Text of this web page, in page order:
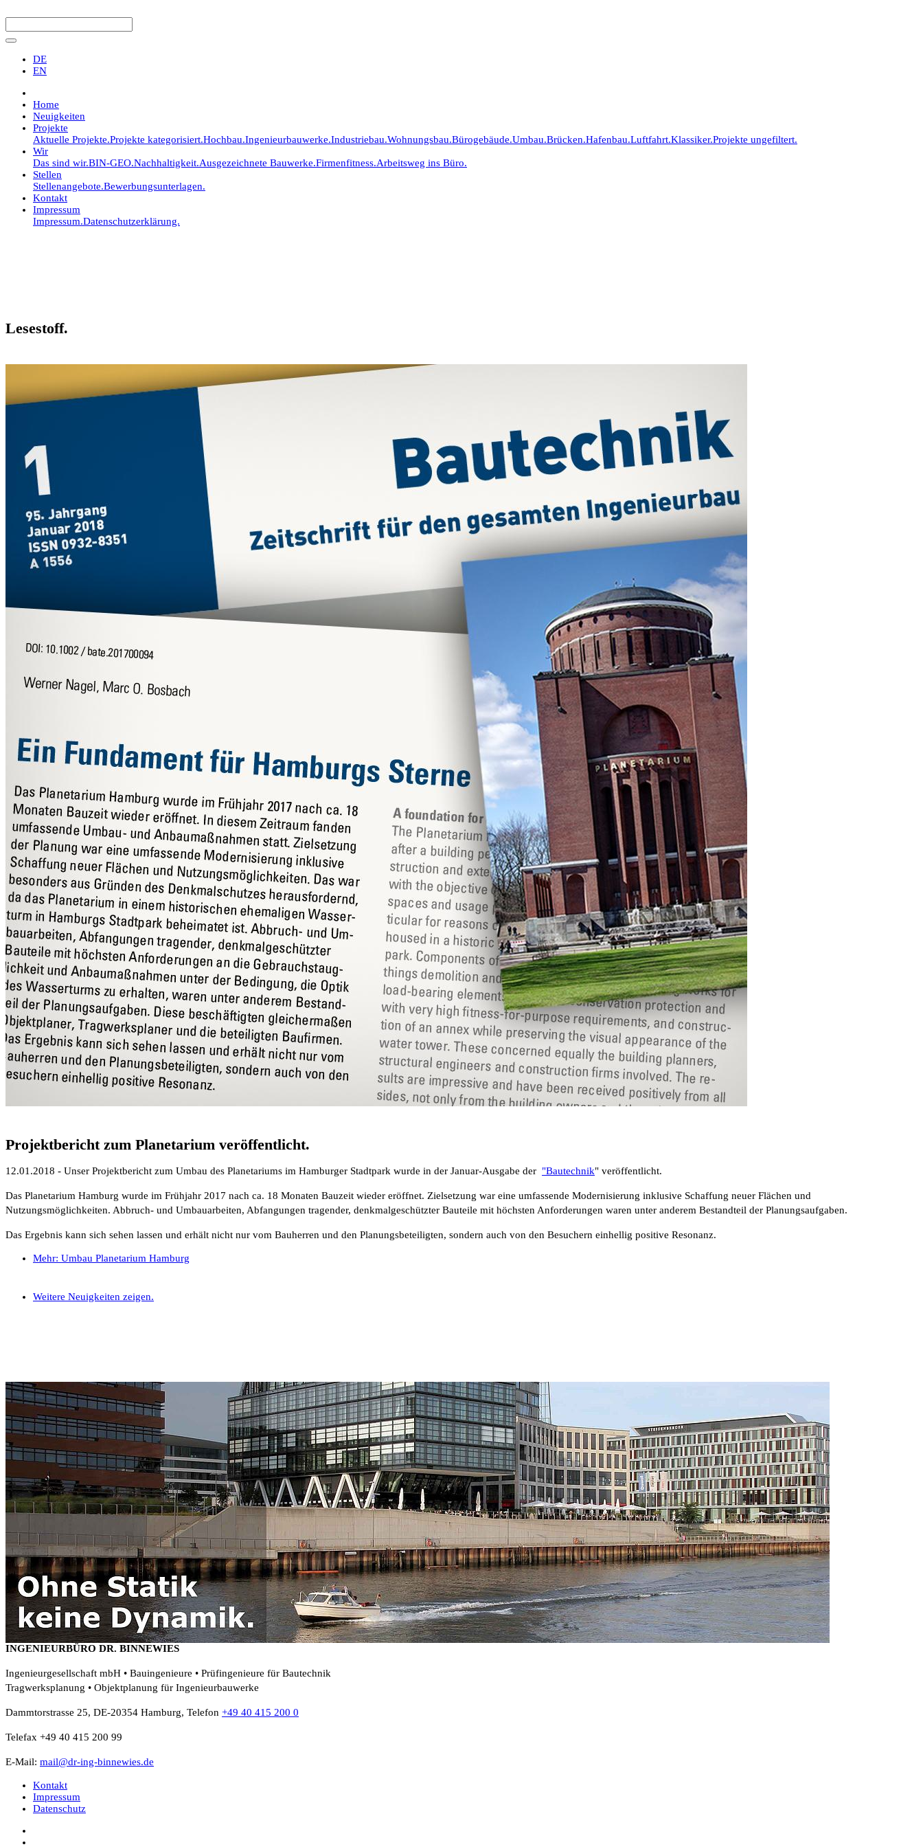
DE
EN
Home
Neuigkeiten
Projekte
Aktuelle Projekte.Projekte kategorisiert.Hochbau.Ingenieurbauwerke.Industriebau.Wohnungsbau.Bürogebäude.Umbau.Brücken.Hafenbau.Luftfahrt.Klassiker.Projekte ungefiltert.
Wir
Das sind wir.BIN-GEO.Nachhaltigkeit.Ausgezeichnete Bauwerke.Firmenfitness.Arbeitsweg ins Büro.
Stellen
Stellenangebote.Bewerbungsunterlagen.
Kontakt
Impressum
Impressum.Datenschutzerklärung.
Lesestoff.
Projektbericht zum Planetarium veröffentlicht.
12.01.2018 - Unser Projektbericht zum Umbau des Planetariums im Hamburger Stadtpark wurde in der Januar-Ausgabe der "Bautechnik" veröffentlicht.
Das Planetarium Hamburg wurde im Frühjahr 2017 nach ca. 18 Monaten Bauzeit wieder eröffnet. Zielsetzung war eine umfassende Modernisierung inklusive Schaffung neuer Flächen und
Nutzungsmöglichkeiten. Abbruch- und Umbauarbeiten, Abfangungen tragender, denkmalgeschützter Bauteile mit höchsten Anforderungen waren unter anderem Bestandteil der Planungsaufgaben.
Das Ergebnis kann sich sehen lassen und erhält nicht nur vom Bauherren und den Planungsbeteiligten, sondern auch von den Besuchern einhellig positive Resonanz.
Mehr: Umbau Planetarium Hamburg
Weitere Neuigkeiten zeigen.
INGENIEURBÜRO DR. BINNEWIES
Ingenieurgesellschaft mbH • Bauingenieure • Prüfingenieure für Bautechnik
Tragwerksplanung • Objektplanung für Ingenieurbauwerke
Dammtorstrasse 25, DE-20354 Hamburg, Telefon +49 40 415 200 0
Telefax +49 40 415 200 99
E-Mail: mail@dr-ing-binnewies.de
Kontakt
Impressum
Datenschutz